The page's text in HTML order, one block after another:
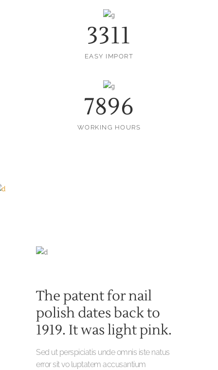
3587
EASY IMPORT
7896
WORKING HOURS
The patent for nail
polish dates back to
1919. It was light pink.
Sed ut perspiciatis unde omnis iste natus
error sit vo luptatem accusantium